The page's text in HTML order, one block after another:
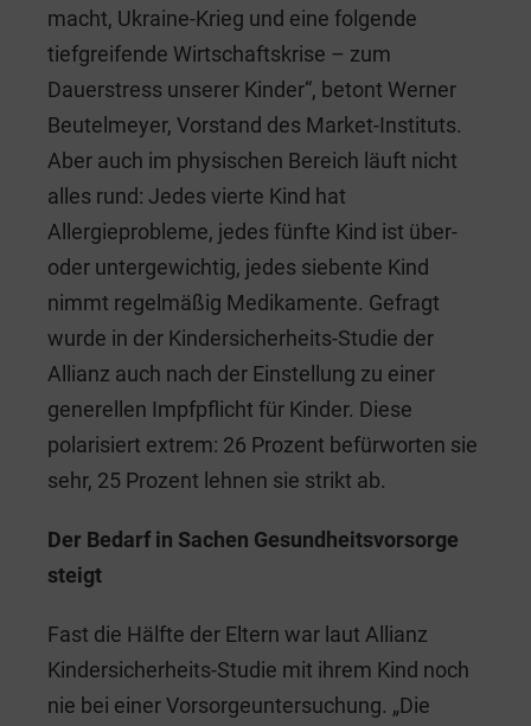
macht, Ukraine-Krieg und eine folgende
tiefgreifende Wirtschaftskrise – zum
Dauerstress unserer Kinder“, betont Werner
Beutelmeyer, Vorstand des Market-Instituts.
Aber auch im physischen Bereich läuft nicht
alles rund: Jedes vierte Kind hat
Allergieprobleme, jedes fünfte Kind ist über-
oder untergewichtig, jedes siebente Kind
nimmt regelmäßig Medikamente. Gefragt
wurde in der Kindersicherheits-Studie der
Allianz auch nach der Einstellung zu einer
generellen Impfpflicht für Kinder. Diese
polarisiert extrem: 26 Prozent befürworten sie
sehr, 25 Prozent lehnen sie strikt ab.
Der Bedarf in Sachen Gesundheitsvorsorge
steigt
Fast die Hälfte der Eltern war laut Allianz
Kindersicherheits-Studie mit ihrem Kind noch
nie bei einer Vorsorgeuntersuchung. „Die